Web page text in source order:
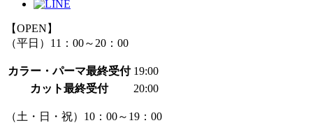
【OPEN】
（平日）11：00～20：00
カラー・パーマ最終受付 19:00
カット最終受付
20:00
（土・日・祝）10：00～19：00